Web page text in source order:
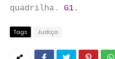
quadrilha. G1.
Tags Justiça